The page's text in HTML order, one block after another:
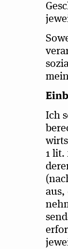
Ich
1 lit.
aus,